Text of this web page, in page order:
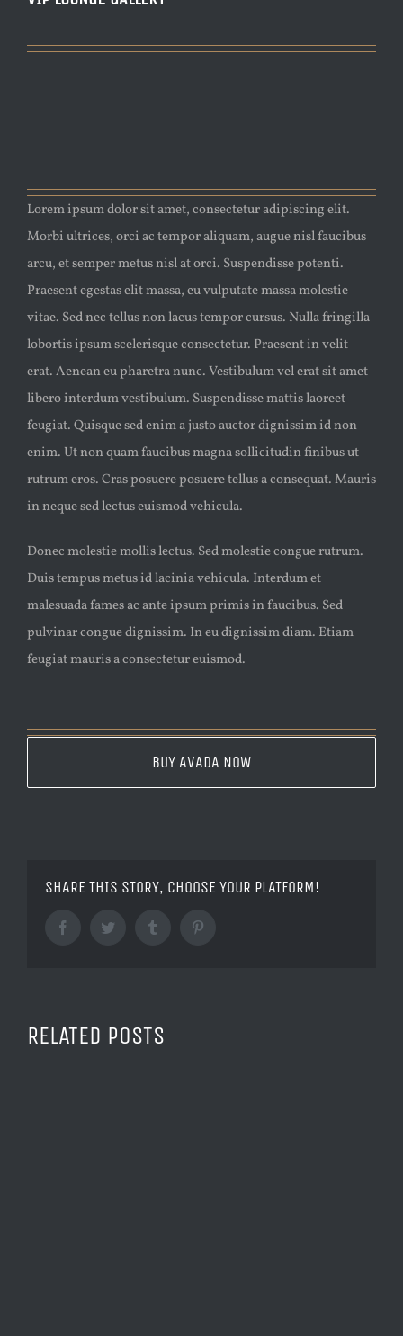
Lorem ipsum dolor sit amet, consectetur adipiscing elit.
Morbi ultrices, orci ac tempor aliquam, augue nisl faucibus
arcu, et semper metus nisl at orci. Suspendisse potenti.
Praesent egestas elit massa, eu vulputate massa molestie
vitae. Sed nec tellus non lacus tempor cursus. Nulla fringilla
lobortis ipsum scelerisque consectetur. Praesent in velit
erat. Aenean eu pharetra nunc. Vestibulum vel erat sit amet
libero interdum vestibulum. Suspendisse mattis laoreet
feugiat. Quisque sed enim a justo auctor dignissim id non
enim. Ut non quam faucibus magna sollicitudin finibus ut
rutrum eros. Cras posuere posuere tellus a consequat. Mauris
in neque sed lectus euismod vehicula.
Donec molestie mollis lectus. Sed molestie congue rutrum.
Duis tempus metus id lacinia vehicula. Interdum et
malesuada fames ac ante ipsum primis in faucibus. Sed
pulvinar congue dignissim. In eu dignissim diam. Etiam
feugiat mauris a consectetur euismod.
BUY AVADA NOW
SHARE THIS STORY, CHOOSE YOUR PLATFORM!
Facebook Twitter Tumblr
RELATED POSTS